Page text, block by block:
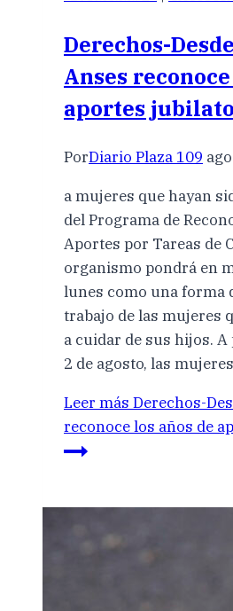
Derechos-
Anses
aportes
PorDiario Plaza 109
a mujeres que hayan
del Programa de
Aportes por Tareas de
organismo pondrá en
lunes como una forma
trabajo de las mujeres
a cuidar de sus hijos.
2 de agosto, las
Leer más Derechos-
reconoce los años de